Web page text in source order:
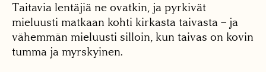
Taitavia lentäjiä ne ovatkin, ja pyrkivät
mieluusti matkaan kohti kirkasta taivasta – ja
vähemmän mieluusti silloin, kun taivas on kovin
tumma ja myrskyinen.